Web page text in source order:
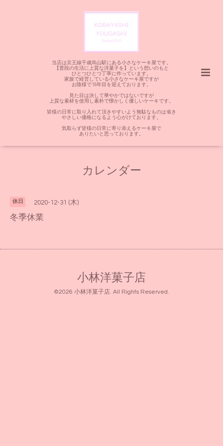
当店は京王線千歳烏山駅にある小さなケーキ屋です。
【普段の生活に上質な洋菓子を】という想いのもと
ひとつひとつ丁寧に作っています。
家族で経営している小さなケーキ屋ですが
お陰様で15年目を迎えております。
見た目は決して華やかではないですが
上質な素材を使用し素朴で懐かしく優しいケーキです。
皆様の日常に取り入れて頂きやすいよう無駄なものは省き
やさしい価格になるよう心がけております。
気取らず皆様の日常に寄り添えるケーキ屋で
ありたいと思っております。
カレンダー
休日 2020-12-31 (木)
冬季休業
小林洋菓子店
©2026 小林洋菓子店. All Rights Reserved.